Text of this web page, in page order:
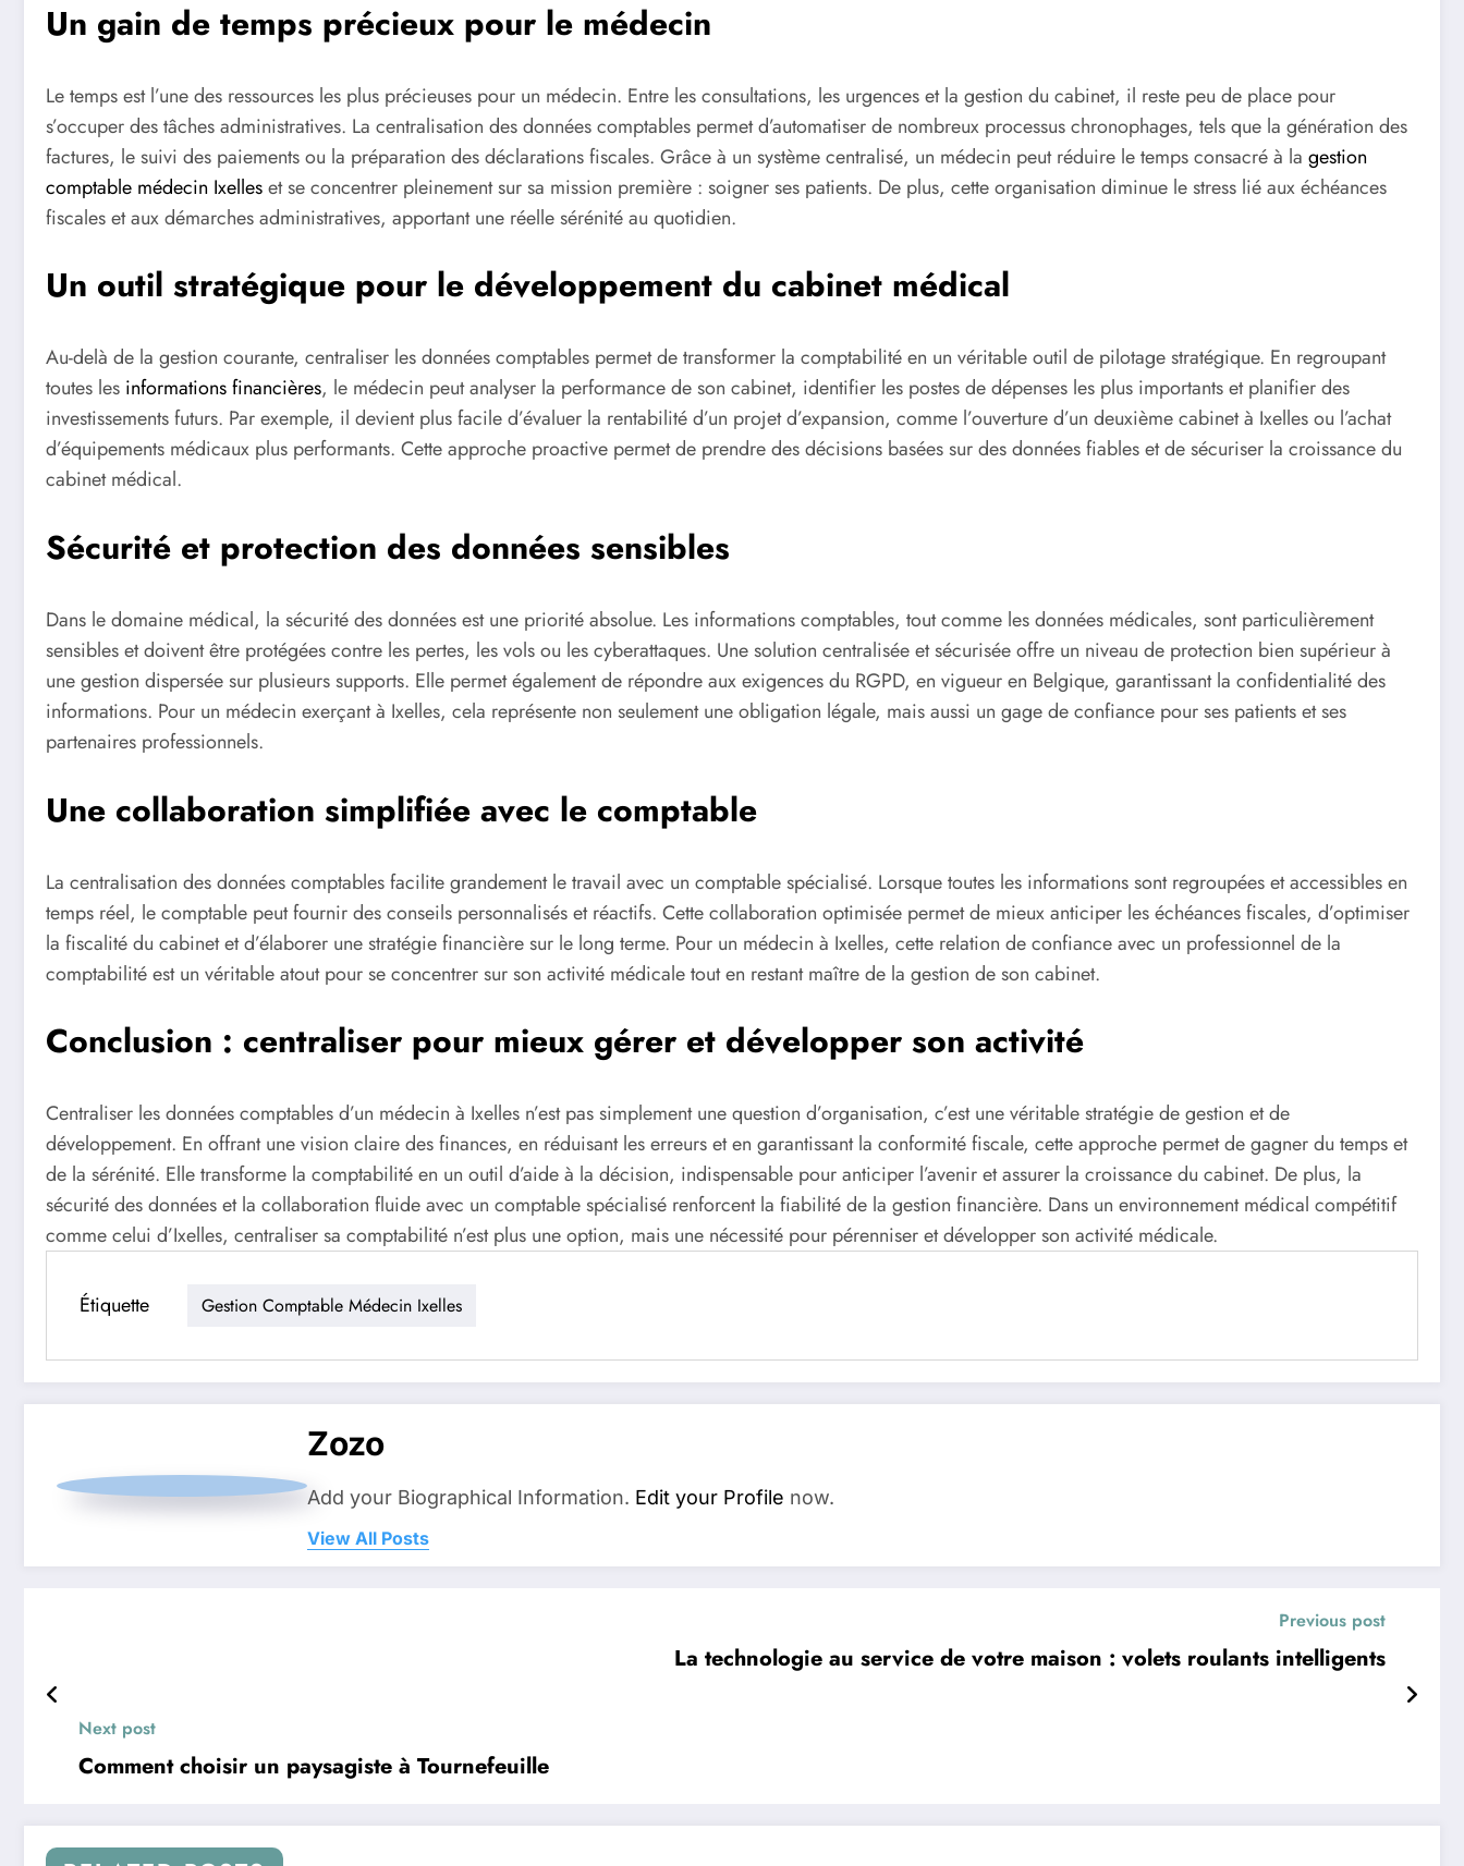
Un gain de temps précieux pour le médecin
Le temps est l’une des ressources les plus précieuses pour un médecin. Entre les consultations, les urgences et la gestion du cabinet, il reste peu de place pour
s’occuper des tâches administratives. La centralisation des données comptables permet d’automatiser de nombreux processus chronophages, tels que la génération des
factures, le suivi des paiements ou la préparation des déclarations fiscales. Grâce à un système centralisé, un médecin peut réduire le temps consacré à la gestion
comptable médecin Ixelleset se concentrer pleinement sur sa mission première : soigner ses patients. De plus, cette organisation diminue le stress lié aux échéances
fiscales et aux démarches administratives, apportant une réelle sérénité au quotidien.
Un outil stratégique pour le développement du cabinet médical
Au-delà de la gestion courante, centraliser les données comptables permet de transformer la comptabilité en un véritable outil de pilotage stratégique. En regroupant
toutes les informations financières, le médecin peut analyser la performance de son cabinet, identifier les postes de dépenses les plus importants et planifier des
investissements futurs. Par exemple, il devient plus facile d’évaluer la rentabilité d’un projet d’expansion, comme l’ouverture d’un deuxième cabinet à Ixelles ou l’achat
d’équipements médicaux plus performants. Cette approche proactive permet de prendre des décisions basées sur des données fiables et de sécuriser la croissance du
cabinet médical.
Sécurité et protection des données sensibles
Dans le domaine médical, la sécurité des données est une priorité absolue. Les informations comptables, tout comme les données médicales, sont particulièrement
sensibles et doivent être protégées contre les pertes, les vols ou les cyberattaques. Une solution centralisée et sécurisée offre un niveau de protection bien supérieur à
une gestion dispersée sur plusieurs supports. Elle permet également de répondre aux exigences du RGPD, en vigueur en Belgique, garantissant la confidentialité des
informations. Pour un médecin exerçant à Ixelles, cela représente non seulement une obligation légale, mais aussi un gage de confiance pour ses patients et ses
partenaires professionnels.
Une collaboration simplifiée avec le comptable
La centralisation des données comptables facilite grandement le travail avec un comptable spécialisé. Lorsque toutes les informations sont regroupées et accessibles en
temps réel, le comptable peut fournir des conseils personnalisés et réactifs. Cette collaboration optimisée permet de mieux anticiper les échéances fiscales, d’optimiser
la fiscalité du cabinet et d’élaborer une stratégie financière sur le long terme. Pour un médecin à Ixelles, cette relation de confiance avec un professionnel de la
comptabilité est un véritable atout pour se concentrer sur son activité médicale tout en restant maître de la gestion de son cabinet.
Conclusion : centraliser pour mieux gérer et développer son activité
Centraliser les données comptables d’un médecin à Ixelles n’est pas simplement une question d’organisation, c’est une véritable stratégie de gestion et de
développement. En offrant une vision claire des finances, en réduisant les erreurs et en garantissant la conformité fiscale, cette approche permet de gagner du temps et
de la sérénité. Elle transforme la comptabilité en un outil d’aide à la décision, indispensable pour anticiper l’avenir et assurer la croissance du cabinet. De plus, la
sécurité des données et la collaboration fluide avec un comptable spécialisé renforcent la fiabilité de la gestion financière. Dans un environnement médical compétitif
comme celui d’Ixelles, centraliser sa comptabilité n’est plus une option, mais une nécessité pour pérenniser et développer son activité médicale.
Étiquette Gestion Comptable Médecin Ixelles
Zozo
Add your Biographical Information. Edit your Profile now.
View All Posts
Previous post
La technologie au service de votre maison : volets roulants intelligents
Next post
Comment choisir un paysagiste à Tournefeuille